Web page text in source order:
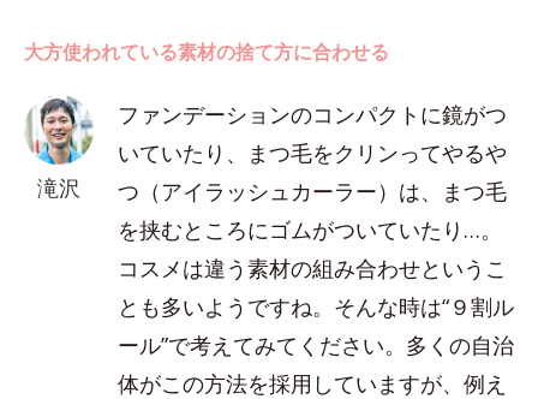
大方使われている素材の捨て方に合わせる
滝沢
ファンデーションのコンパクトに鏡がつ
いていたり、まつ毛をクリンってやるや
つ（アイラッシュカーラー）は、まつ毛
を挟むところにゴムがついていたり…。
コスメは違う素材の組み合わせというこ
とも多いようですね。そんな時は“９割ル
ール”で考えてみてください。多くの自治
体がこの方法を採用していますが、例え